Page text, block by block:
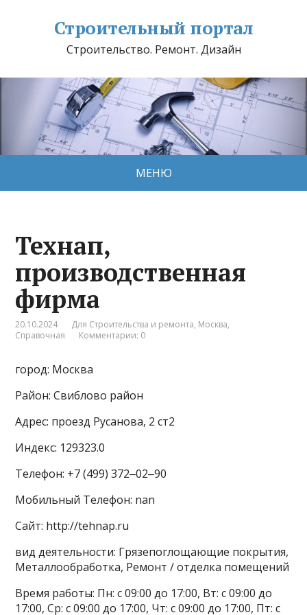
Строительный портал
Строительство. Ремонт. Дизайн
МЕНЮ
Технап,
производственная
фирма
20.10.2024 Для Строительства и ремонта, Москва,
Справочная
Комментарии: 0
город: Москва
Район: Свиблово район
Адрес: проезд Русанова, 2 ст2
Индекс: 129323.0
Телефон: +7 (499) 372‒02‒90
Мобильный Телефон: nan
Сайт: http://tehnap.ru
вид деятельности: Грязепоглощающие покрытия,
Металлообработка, Ремонт / отделка помещений
Время работы: Пн: с 09:00 до 17:00, Вт: с 09:00 до
17:00, Ср: с 09:00 до 17:00, Чт: с 09:00 до 17:00, Пт: с